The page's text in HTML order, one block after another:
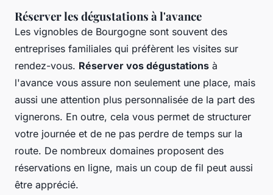
Réserver les dégustations à l'avance
Les vignobles de Bourgogne sont souvent des
entreprises familiales qui préfèrent les visites sur
rendez-vous. Réserver vos dégustations à
l'avance vous assure non seulement une place, mais
aussi une attention plus personnalisée de la part des
vignerons. En outre, cela vous permet de structurer
votre journée et de ne pas perdre de temps sur la
route. De nombreux domaines proposent des
réservations en ligne, mais un coup de fil peut aussi
être apprécié.